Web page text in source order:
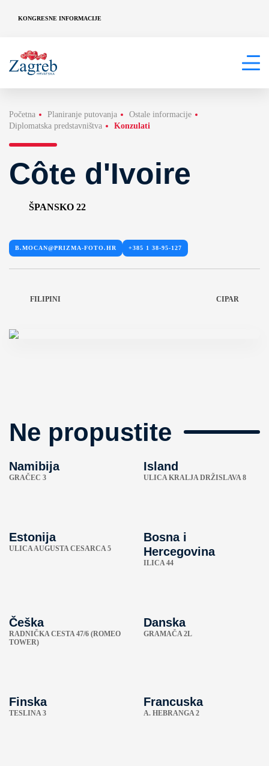
KONGRESNE INFORMACIJE
Početna Planiranje putovanja
Ostale informacije
Diplomatska predstavništva
Konzulati
Côte d'Ivoire
ŠPANSKO 22
B.MOCAN@PRIZMA-FOTO.HR +385 1 38-95-127
FILIPINI CIPAR
Ne propustite
Namibija
GRAČEC 3
Island
ULICA KRALJA DRŽISLAVA 8
Estonija
ULICA AUGUSTA CESARCA 5
Bosna i
Hercegovina
ILICA 44
Češka
RADNIČKA CESTA 47/6 (ROMEO
TOWER)
Danska
GRAMAČA 2L
Finska
TESLINA 3
Francuska
A. HEBRANGA 2